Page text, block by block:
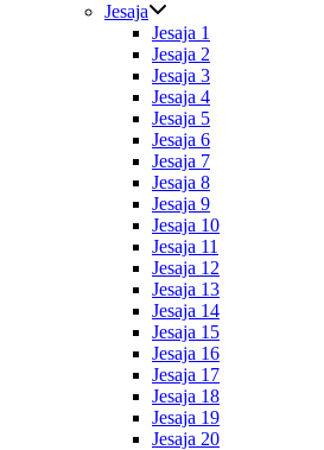
Jesaja
Jesaja 1
Jesaja 2
Jesaja 3
Jesaja 4
Jesaja 5
Jesaja 6
Jesaja 7
Jesaja 8
Jesaja 9
Jesaja 10
Jesaja 11
Jesaja 12
Jesaja 13
Jesaja 14
Jesaja 15
Jesaja 16
Jesaja 17
Jesaja 18
Jesaja 19
Jesaja 20